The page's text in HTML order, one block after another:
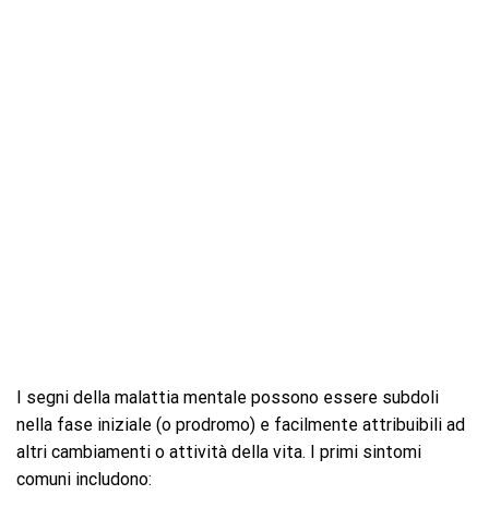
I segni della malattia mentale possono essere subdoli
nella fase iniziale (o prodromo) e facilmente attribuibili ad
altri cambiamenti o attività della vita. I primi sintomi
comuni includono: